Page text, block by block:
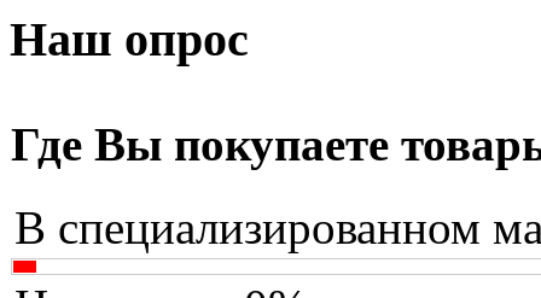
Armaggeddon
Assistant
Asus(35)
Barnes&noble
Brain
Наш опрос
Где Вы покупаете
В специализированном